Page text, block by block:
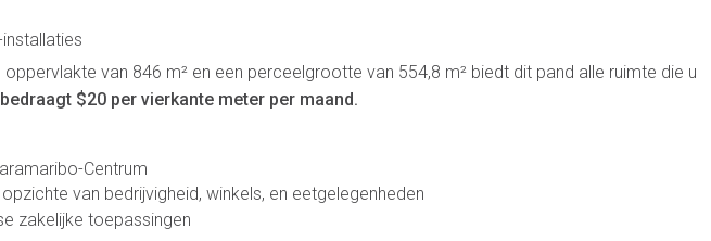
van 846 m² en een perceelgrootte van 554,8 m² biedt dit pand alle ruimte die u
$20 per vierkante meter per maand.
Centrum
van bedrijvigheid, winkels, en eetgelegenheden
zakelijke toepassingen